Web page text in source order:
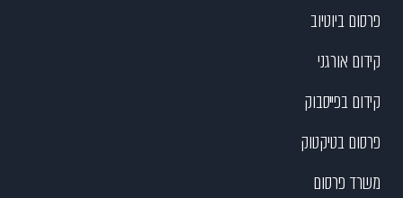
פרסום ביוטיוב
קידום אורגני
קידום בפייסבוק
פרסום בטיקטוק
משרד פרסום